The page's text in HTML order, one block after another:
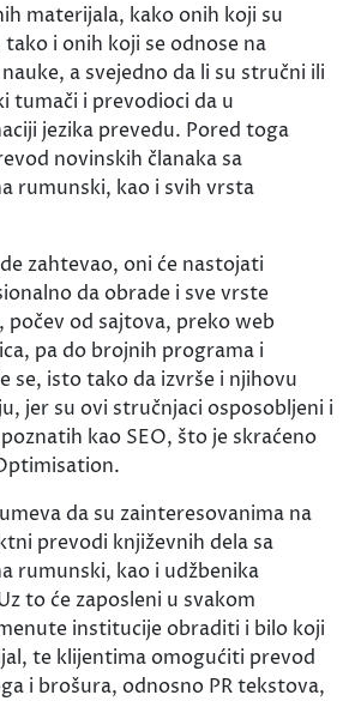
materijala, kako onih koji su
i onih koji se odnose na
a svejedno da li su stručni ili
tumači i prevodioci da u
jezika prevedu. Pored toga
novinskih članaka sa
rumunski, kao i svih vrsta
zahtevao, oni će nastojati
da obrade i sve vrste
od sajtova, preko web
pa do brojnih programa i
se, isto tako da izvrše i njihovu
jer su ovi stručnjaci osposobljeni i
kao SEO, što je skraćeno
da su zainteresovanima na
prevodi književnih dela sa
rumunski, kao i udžbenika
to će zaposleni u svakom
institucije obraditi i bilo koji
te klijentima omogućiti prevod
i brošura, odnosno PR tekstova,